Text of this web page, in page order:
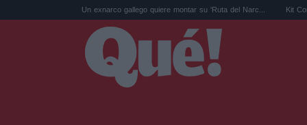
Un exnarco gallego quiere montar su 'Ruta del Narc... Kit Connor será